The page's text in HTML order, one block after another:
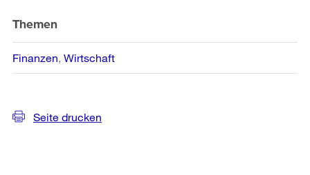
Themen
Finanzen Wirtschaft
Seite drucken